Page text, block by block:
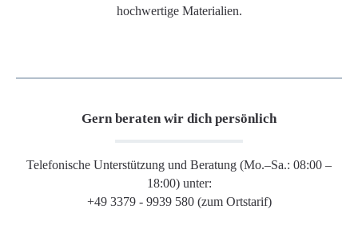
hochwertige Materialien.
Gern beraten wir dich persönlich
Telefonische Unterstützung und Beratung (Mo.–Sa.: 08:00 –
18:00) unter:
+49 3379 - 9939 580 (zum Ortstarif)